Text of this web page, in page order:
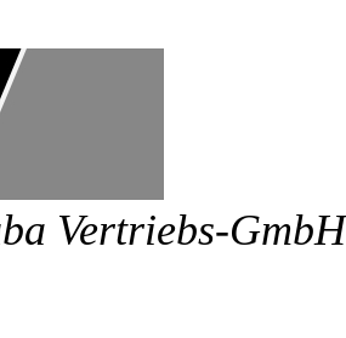
Vertriebs-GmbH